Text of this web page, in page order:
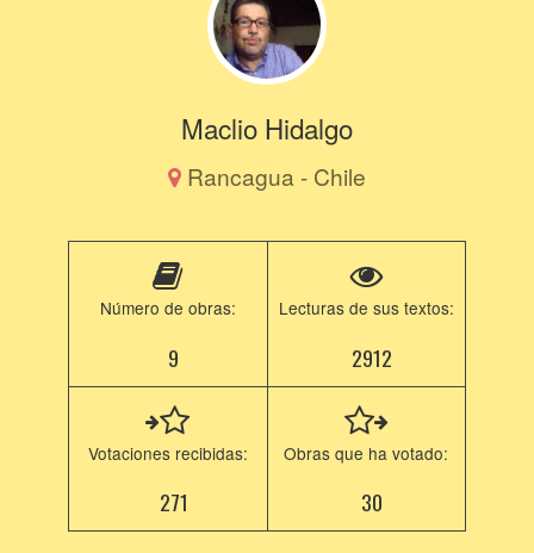
Maclio Hidalgo
Rancagua - Chile
Número de obras:
9
Lecturas de sus textos:
2912
Votaciones recibidas:
271
Obras que ha votado:
30